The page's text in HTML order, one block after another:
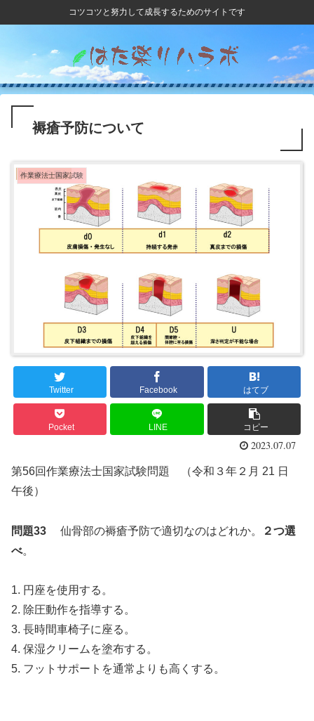
コツコツと努力して成長するためのサイトです
褥瘡予防について
作業療法士国家試験
Twitter Facebook はてブ
Pocket LINE コピー
2023.07.07
第56回作業療法士国家試験問題 （令和３年２月 21 日
午後）
問題33 仙骨部の褥瘡予防で適切なのはどれか。
２つ選
べ。
1. 円座を使用する。
2. 除圧動作を指導する。
3. 長時間車椅子に座る。
4. 保湿クリームを塗布する。
5. フットサポートを通常よりも高くする。